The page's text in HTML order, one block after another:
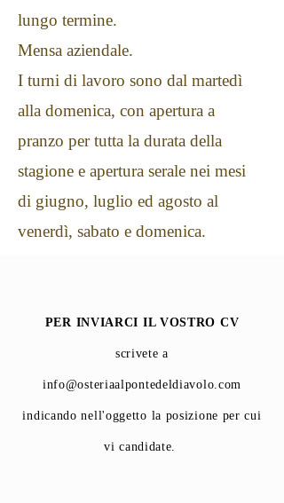
lungo termine.
Mensa aziendale.
I turni di lavoro sono dal martedì
alla domenica, con apertura a
pranzo per tutta la durata della
stagione e apertura serale nei mesi
di giugno, luglio ed agosto al
venerdì, sabato e domenica.
PER INVIARCI IL VOSTRO CV
scrivete a
info@osteriaalpontedeldiavolo.com
indicando nell'oggetto la posizione per cui
vi candidate.